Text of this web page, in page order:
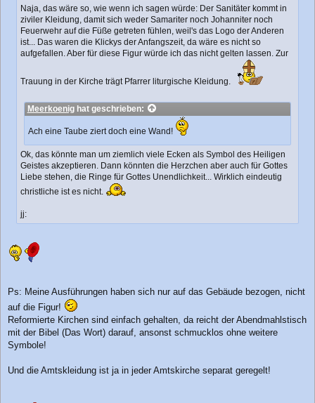
Naja, das wäre so, wie wenn ich sagen würde: Der Sanitäter kommt in
ziviler Kleidung, damit sich weder Samariter noch Johanniter noch
Feuerwehr auf die Füße getreten fühlen, weil's das Logo der Anderen
ist... Das waren die Klickys der Anfangszeit, da wäre es nicht so
aufgefallen. Aber für diese Figur würde ich das nicht gelten lassen. Zur
Trauung in der Kirche trägt Pfarrer liturgische Kleidung.
Meerkoenighat geschrieben:
Ach eine Taube ziert doch eine Wand!
Ok, das könnte man um ziemlich viele Ecken als Symbol des Heiligen
Geistes akzeptieren. Dann könnten die Herzchen aber auch für Gottes
Liebe stehen, die Ringe für Gottes Unendlichkeit... Wirklich eindeutig
christliche ist es nicht.
jj:
Ps: Meine Ausführungen haben sich nur auf das Gebäude bezogen, nicht
auf die Figur!
Reformierte Kirchen sind einfach gehalten, da reicht der Abendmahlstisch
mit der Bibel (Das Wort) darauf, ansonst schmucklos ohne weitere
Symbole!
Und die Amtskleidung ist ja in jeder Amtskirche separat geregelt!